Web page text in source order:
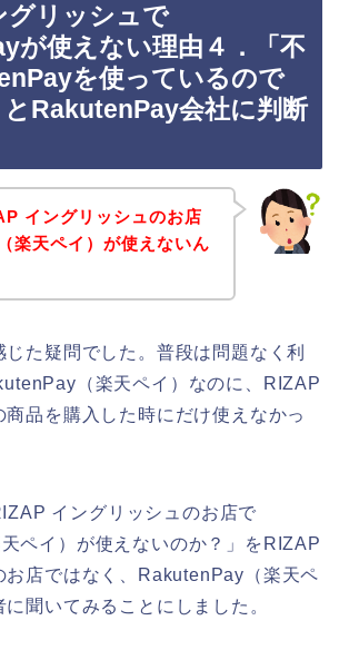
グリッシュで
が使えない理由４．「不
を使っているので
RakutenPay会社に判断
イングリッシュのお店
楽天ペイ）が使えないん
じた疑問でした。普段は問題なく利
（楽天ペイ）なのに、RIZAP
商品を購入した時にだけ使えなかっ
イングリッシュのお店で
ペイ）が使えないのか？」をRIZAP
お店ではなく、RakutenPay（楽天ペ
聞いてみることにしました。